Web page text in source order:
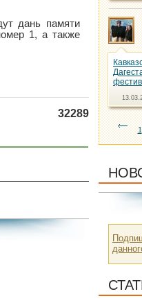
дань памяти
1, а также
32289
1